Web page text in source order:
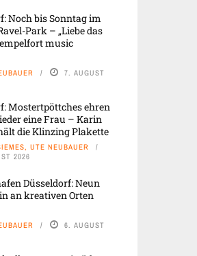
Noch bis Sonntag im
Park – „Liebe das
music
7. AUGUST
Mostertpöttches ehren
eine Frau – Karin
die Klinzing Plakette
UTE NEUBAUER
2026
Düsseldorf: Neun
an kreativen Orten
6. AUGUST